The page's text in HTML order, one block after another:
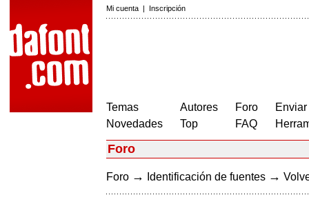
Mi cuenta | Inscripción
Temas
Novedades
Autores
Top
Foro
FAQ
Foro
Foro → Identificación de fuentes →